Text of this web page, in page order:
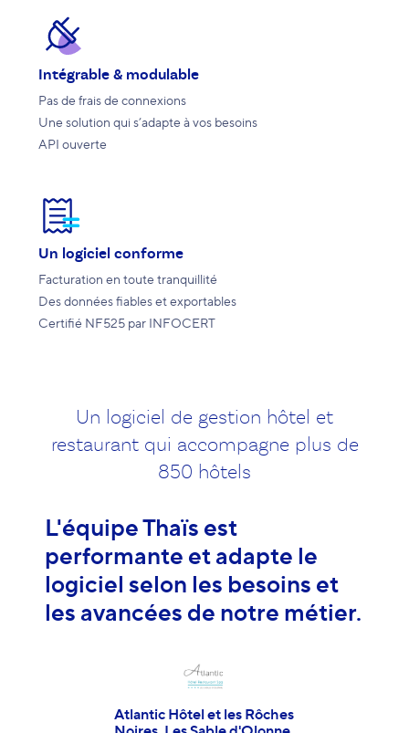
Intégrable & modulable
Pas de frais de connexions
Une solution qui s’adapte à vos besoins
API ouverte
Un logiciel conforme
Facturation en toute tranquillité
Des données fiables et exportables
Certifié NF525 par INFOCERT
Un logiciel de gestion hôtel et
restaurant qui accompagne plus de
850 hôtels
L'équipe Thaïs est
performante et adapte le
logiciel selon les besoins et
les avancées de notre métier.
Atlantic Hôtel et les Rôches